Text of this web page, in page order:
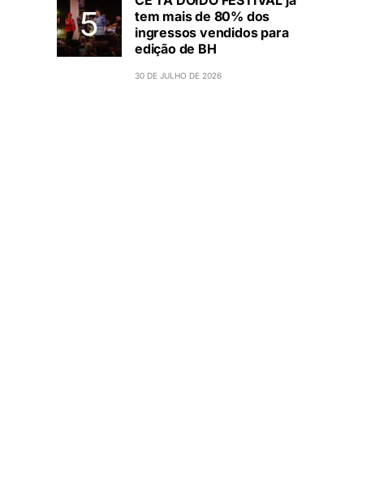
tem mais de 80% dos
ingressos vendidos para
edição de BH
30 DE JULHO DE 2026